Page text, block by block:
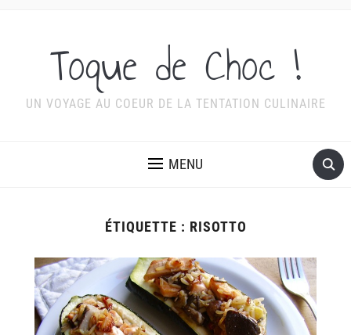
Toque de Choc !
UN VOYAGE AU COEUR DE LA TENTATION CULINAIRE
MENU
ÉTIQUETTE : RISOTTO